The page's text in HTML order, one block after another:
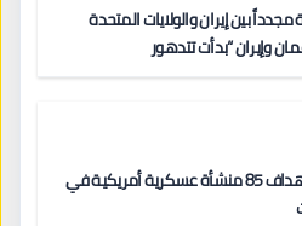
بين إيران والولايات المتحدة
وإيران “بدأت تتدهور
إيران تؤكد استهداف 85 منشأة عسكرية أمريكية في